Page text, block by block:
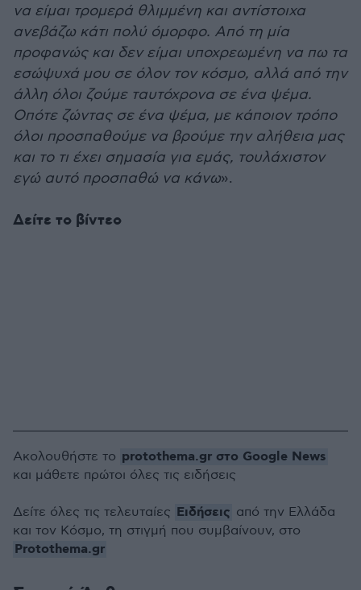
να είμαι τρομερά θλιμμένη και αντίστοιχα
ανεβάζω κάτι πολύ όμορφο. Από τη μία
προφανώς και δεν είμαι υποχρεωμένη να πω τα
εσώψυχά μου σε όλον τον κόσμο, αλλά από την
άλλη όλοι ζούμε ταυτόχρονα σε ένα ψέμα.
Οπότε ζώντας σε ένα ψέμα, με κάποιον τρόπο
όλοι προσπαθούμε να βρούμε την αλήθεια μας
και το τι έχει σημασία για εμάς, τουλάχιστον
εγώ αυτό προσπαθώ να κάνω».
Δείτε το βίντεο
Ακολουθήστε το protothema.gr στο Google News
και μάθετε πρώτοι όλες τις ειδήσεις
Δείτε όλες τις τελευταίες Ειδήσεις από την Ελλάδα
και τον Κόσμο, τη στιγμή που συμβαίνουν, στο
Protothema.gr